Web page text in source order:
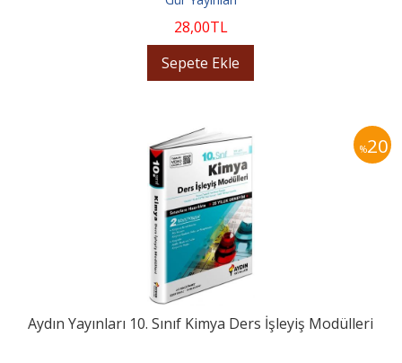
28,00TL
Sepete Ekle
%20
Aydın Yayınları 10. Sınıf Kimya Ders İşleyiş Modülleri